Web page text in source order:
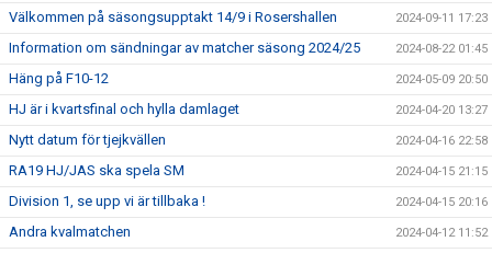
Välkommen på säsongsupptakt 14/9 i Rosershallen 2024-09-11 17:23
Information om sändningar av matcher säsong 2024/25 2024-08-22 01:45
Häng på F10-12 2024-05-09 20:50
HJ är i kvartsfinal och hylla damlaget 2024-04-20 13:27
Nytt datum för tjejkvällen 2024-04-16 22:58
RA19 HJ/JAS ska spela SM 2024-04-15 21:15
Division 1, se upp vi är tillbaka ! 2024-04-15 20:16
Andra kvalmatchen 2024-04-12 11:52